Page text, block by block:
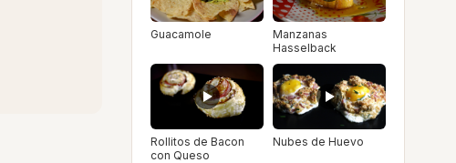
Guacamole
Manzanas
Hasselback
Rollitos de Bacon
con Queso
Nubes de Huevo